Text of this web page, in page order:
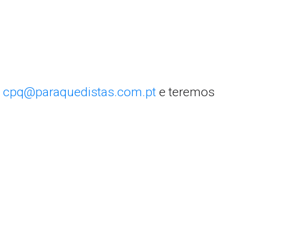
cpq@paraquedistas.com.pt e teremos